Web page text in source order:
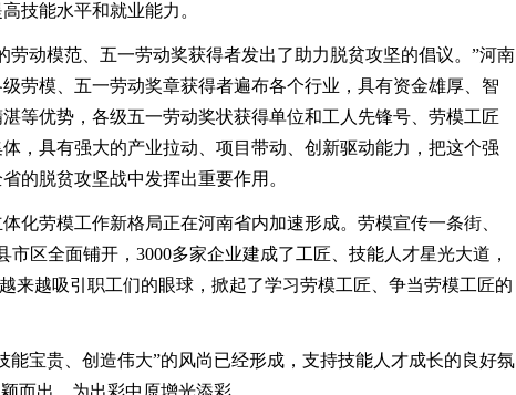
技能水平和就业能力。
动模范、五一劳动奖获得者发出了助力脱贫攻坚的倡议。”河南
劳模、五一劳动奖章获得者遍布各个行业，具有资金雄厚、智
等优势，各级五一劳动奖状获得单位和工人先锋号、劳模工匠
，具有强大的产业拉动、项目带动、创新驱动能力，把这个强
的脱贫攻坚战中发挥出重要作用。
劳模工作新格局正在河南省内加速形成。劳模宣传一条街、
市区全面铺开，3000多家企业建成了工匠、技能人才星光大道，
来越吸引职工们的眼球，掀起了学习劳模工匠、争当劳模工匠的
宝贵、创造伟大”的风尚已经形成，支持技能人才成长的良好氛
而出，为出彩中原增光添彩。